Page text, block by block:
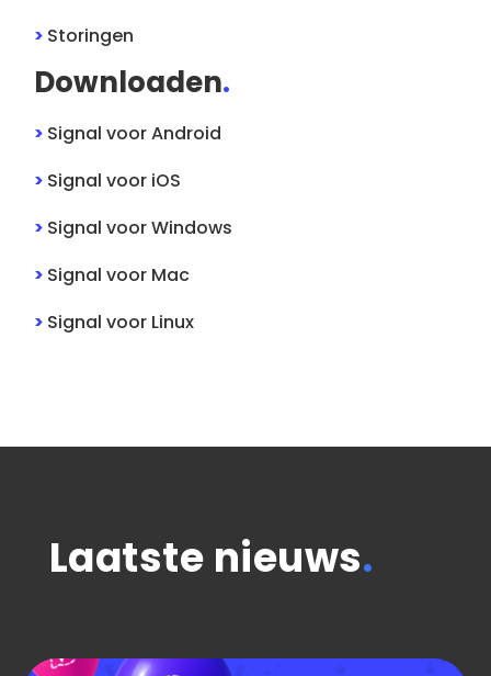
> Storingen
Downloaden.
> SignalvoorAndroid
> Signalvoor iOS
> SignalvoorWindows
> Signalvoor Mac
> Signalvoor Linux
Laatste nieuws.